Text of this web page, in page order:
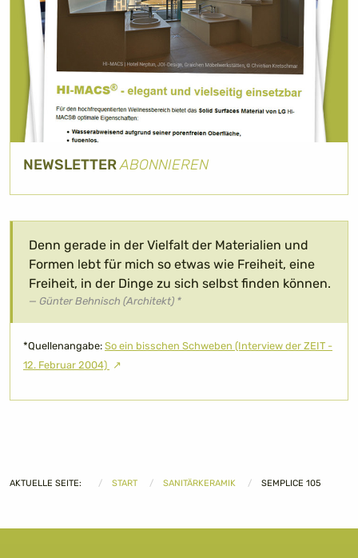
NEWSLETTERABONNIEREN
Denn gerade in der Vielfalt der Materialien und
Formen lebt für mich so etwas wie Freiheit, eine
Freiheit, in der Dinge zu sich selbst finden können.
Günter Behnisch (Architekt) *
*Quellenangabe: So ein bisschen Schweben (Interview der ZEIT -
12. Februar 2004)
AKTUELLE SEITE: START SANITÄRKERAMIK SEMPLICE 105